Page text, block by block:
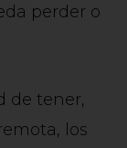
perder o
de tener,
los